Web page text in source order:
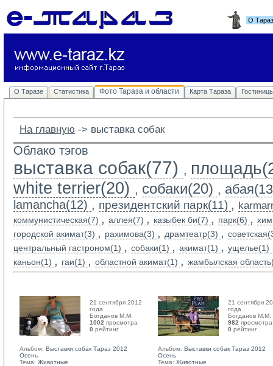
О
О Таразе Статистика Фото Тараза и области Карта Тараза
На главную -> выставка собак
Облако тэгов
выставка собак(77) ,
white terrier(20) , собаки(20) ,
lamancha(12) , президентский парк(11) ,
коммунистическая(7) , аллея(7) , казыбек би(7) , парк(6) ,
городской акимат(3) , рахимова(3) , драмтеатр(3) ,
центральный гастроном(1) , собаки(1) , акимат(1) , ущелье(1)
каньон(1) , гаи(1) , областной акимат(1) , жамбылская
21 сентября 2012
года
Богданов М.М.
1002 просмотра
0 рейтинг
Альбом: Выставки собак Тараз 2012
Осень
Тема: Животные
21 сентября
года
Богданов М.М.
982 просмотра
0 рейтинг
Альбом: Выставки собак Тараз 2012
Осень
Тема: Животные